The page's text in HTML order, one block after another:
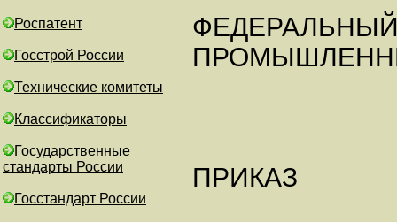
Роспатент
Госстрой России
Технические комитеты
Классификаторы
Государственные
стандарты России
Госстандарт России
ПРИКАЗ